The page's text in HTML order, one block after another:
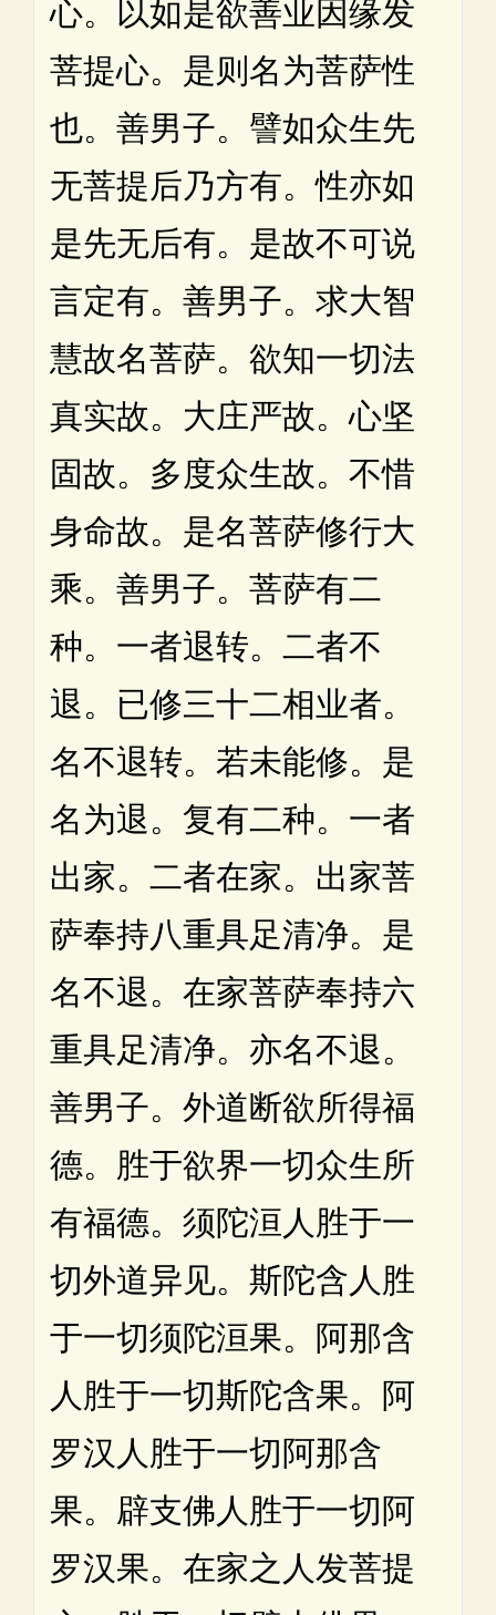
心。以如是欲善业因缘发
菩提心。是则名为菩萨性
也。善男子。譬如众生先
无菩提后乃方有。性亦如
是先无后有。是故不可说
言定有。善男子。求大智
慧故名菩萨。欲知一切法
真实故。大庄严故。心坚
固故。多度众生故。不惜
身命故。是名菩萨修行大
乘。善男子。菩萨有二
种。一者退转。二者不
退。已修三十二相业者。
名不退转。若未能修。是
名为退。复有二种。一者
出家。二者在家。出家菩
萨奉持八重具足清净。是
名不退。在家菩萨奉持六
重具足清净。亦名不退。
善男子。外道断欲所得福
德。胜于欲界一切众生所
有福德。须陀洹人胜于一
切外道异见。斯陀含人胜
于一切须陀洹果。阿那含
人胜于一切斯陀含果。阿
罗汉人胜于一切阿那含
果。辟支佛人胜于一切阿
罗汉果。在家之人发菩提